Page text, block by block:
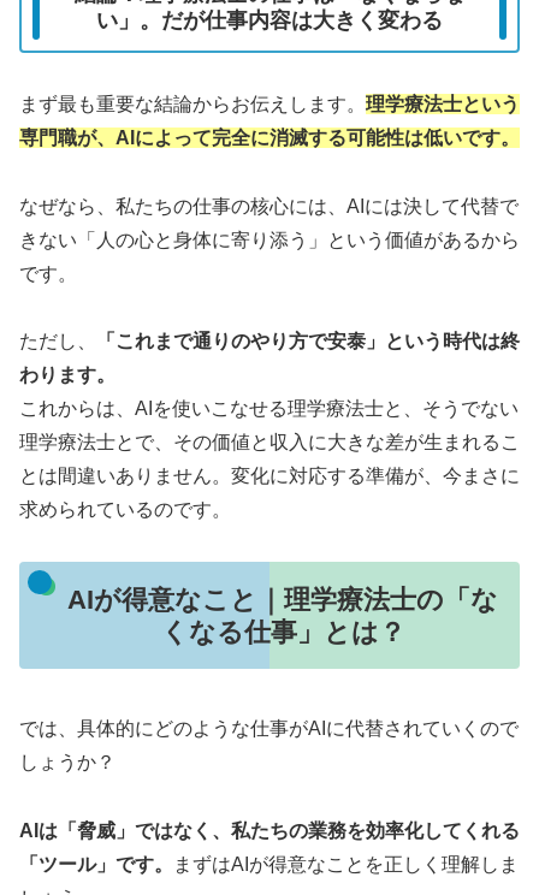
い」。だが仕事内容は大きく変わる
まず最も重要な結論からお伝えします。 理学療法士という
専門職が、AIによって完全に消滅する可能性は低いです。
なぜなら、私たちの仕事の核心には、AIには決して代替で
きない「人の心と身体に寄り添う」という価値があるから
です。
ただし、
「これまで通りのやり方で安泰」という時代は終
わります。
これからは、AIを使いこなせる理学療法士と、そうでない
理学療法士とで、その価値と収入に大きな差が生まれるこ
とは間違いありません。変化に対応する準備が、今まさに
求められているのです。
AIが得意なこと｜理学療法士の「な
くなる仕事」とは？
では、具体的にどのような仕事がAIに代替されていくので
しょうか？
AIは「脅威」ではなく、私たちの業務を効率化してくれる
「ツール」です。
まずはAIが得意なことを正しく理解しま